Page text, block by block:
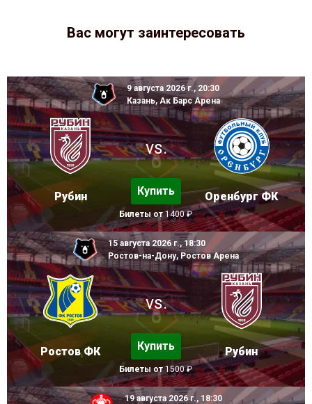
Вас могут заинтересовать
9 августа 2026 г., 20:30
Казань, Ак Барс Арена
Рубин
vs.
Купить
Билеты от1400 ₽
Оренбург ФК
15 августа 2026 г., 18:30
Ростов-на-Дону, Ростов Арена
Ростов ФК
vs.
Купить
Билеты от1500 ₽
Рубин
19 августа 2026 г., 18:30